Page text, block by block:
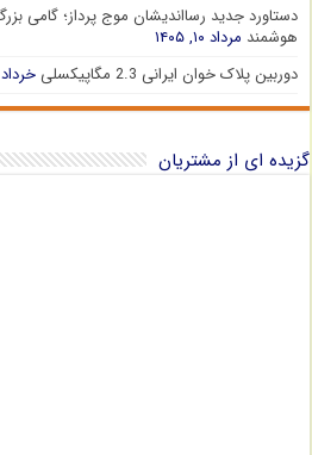
دستاورد جدید رسااندیشان موج پرداز؛ گامی
هوشمند مرداد ۱۰, ۱۴۰۵
دوربین پلاک خوان ایرانی 2.3 مگاپیکسلی
خرداد ۱۰, ۱۴۰۵
گزیده ای از مشتریان